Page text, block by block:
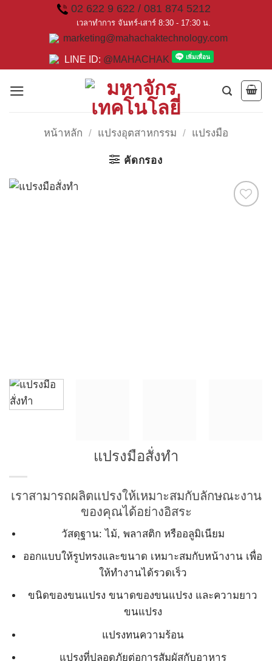
02 622 9 622 / 081 874 5212
เวลาทำการ จันทร์-เสาร์ 8:30 - 17:30 น.
marketing@mahachaktechnology.com
LINE ID: @MAHACHAK
หน้าหลัก / แปรงอุตสาหกรรม / แปรงมือ
คัดกรอง
แปรงมือสั่งทำ
เราสามารถผลิตแปรงให้เหมาะสมกับลักษณะงาน
ของคุณได้อย่างอิสระ
วัสดุฐาน: ไม้, พลาสติก หรืออลูมิเนียม
ออกแบบให้รูปทรงและขนาด เหมาะสมกับหน้างาน เพื่อ
ให้ทำงานได้รวดเร็ว
ขนิดของขนแปรง ขนาดของขนแปรง และความยาว
ขนแปรง
แปรงทนความร้อน
แปรงที่ปลอดภัยต่อการสัมผัสกับอาหาร